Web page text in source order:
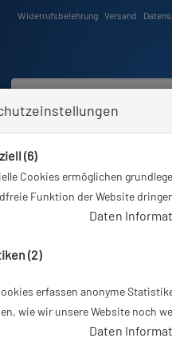
Widerrufsbelehrung Versand
Sony E Mount - Macro port 45 with
(6)
Cookies ermöglichen
Funktion der Website
Daten
(2)
erfassen anonyme
wie wir unsere Website noch
Daten